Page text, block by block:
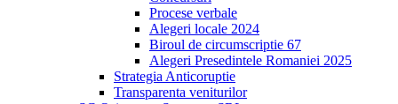
Procese verbale
Alegeri locale 2024
Biroul de circumscriptie 67
Alegeri Presedintele Romaniei 2025
Strategia Anticoruptie
Transparenta veniturilor